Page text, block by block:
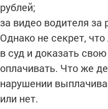
рублей;
за видео водителя
Однако не секрет,
в суд и доказать
оплачивать. Что же
нарушении
или нет.